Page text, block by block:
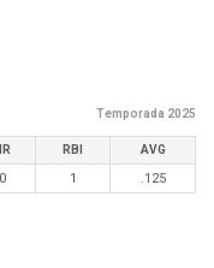
Temporada 2025
RBI AVG
0 1 .125